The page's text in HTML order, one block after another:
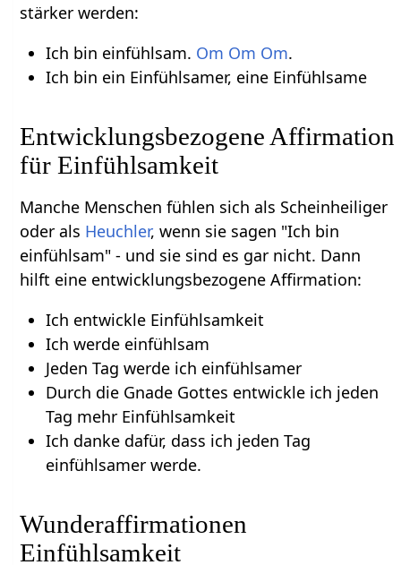
stärker werden:
Ich bin einfühlsam. Om Om Om.
Ich bin ein Einfühlsamer, eine Einfühlsame
Entwicklungsbezogene Affirmation
für Einfühlsamkeit
Manche Menschen fühlen sich als Scheinheiliger
oder als Heuchler, wenn sie sagen "Ich bin
einfühlsam" - und sie sind es gar nicht. Dann
hilft eine entwicklungsbezogene Affirmation:
Ich entwickle Einfühlsamkeit
Ich werde einfühlsam
Jeden Tag werde ich einfühlsamer
Durch die Gnade Gottes entwickle ich jeden
Tag mehr Einfühlsamkeit
Ich danke dafür, dass ich jeden Tag
einfühlsamer werde.
Wunderaffirmationen
Einfühlsamkeit